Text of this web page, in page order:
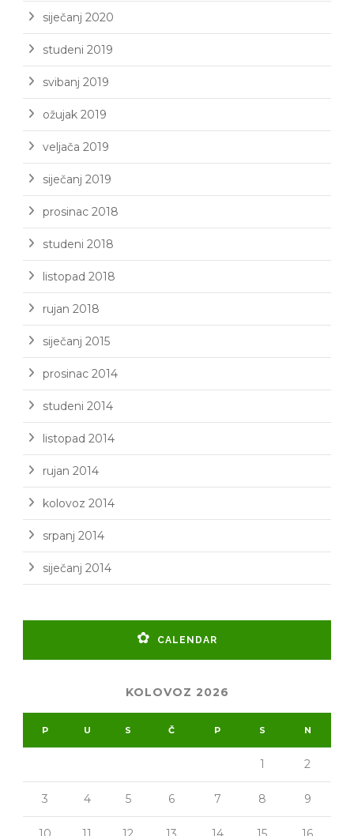
siječanj 2020
studeni 2019
svibanj 2019
ožujak 2019
veljača 2019
siječanj 2019
prosinac 2018
studeni 2018
listopad 2018
rujan 2018
siječanj 2015
prosinac 2014
studeni 2014
listopad 2014
rujan 2014
kolovoz 2014
srpanj 2014
siječanj 2014
CALENDAR
KOLOVOZ 2026
P U S Č P S N
1 2
3 4 5 6 7 8 9